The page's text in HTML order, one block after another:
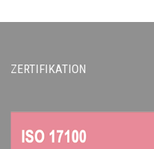
ZERTIFIKATION